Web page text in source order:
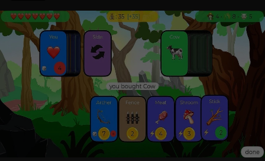
más al instante, y no proporcionan una cantidad sustancial de
tiempo de juego. También hay anuncios forzados y recordatorios
constantes de que podemos pagar para conseguir más salud y
monedas, por no mencionar que todas las cartas fuera del
pequeño mazo básico tardan mucho tiempo en conseguirse a
través del juego, a menos que se desbloqueen mediante iAPs.El
juego en sí es bastante bueno. El equilibrio entre la historia y el
juego casual es sin duda agradable, y tener una historia decente
unida a un juego de cartas es inusual en el buen sentido. Sin
embargo, la jugabilidad se vuelve repetitiva al cabo de un rato a
menos que empieces a gastar dinero en él y, personalmente, no me
pareció lo suficientemente apasionante como para invertir en él.